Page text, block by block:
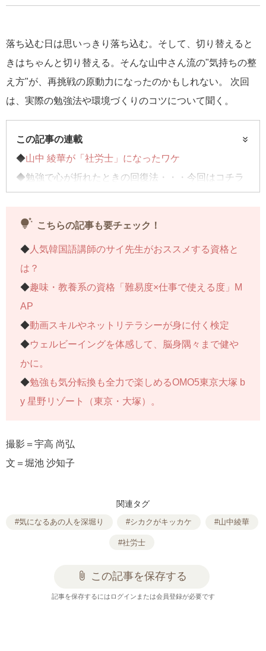
落ち込む日は思いっきり落ち込む。そして、切り替えると
きはちゃんと切り替える。そんな山中さん流の"気持ちの整
え方"が、再挑戦の原動力になったのかもしれない。 次回
は、実際の勉強法や環境づくりのコツについて聞く。
この記事の連載
◆山中 綾華が「社労士」になったワケ
◆勉強で心が折れたときの回復法・・・今回はコチラ
「社労士」合格前から事務所で働きだしたワケ
連載記事一覧へ>>
tips_and_updates こちらの記事も要チェック！
◆ 人気韓国語講師のサイ先生がおススメする資格と
は？
◆趣味・教養系の資格「難易度×仕事で使える度」M
AP
◆動画スキルやネットリテラシーが身に付く検定
◆ウェルビーイングを体感して、脳身隅々まで健や
かに。
◆勉強も気分転換も全力で楽しめるOMO5東京大塚 b
y 星野リゾート（東京・大塚）。
撮影＝宇高 尚弘
文＝堀池 沙知子
関連タグ
#気になるあの人を深堀り #シカクがキッカケ #山中綾華
#社労士
attach_file この記事を保存する
記事を保存するにはログインまたは会員登録が必要です